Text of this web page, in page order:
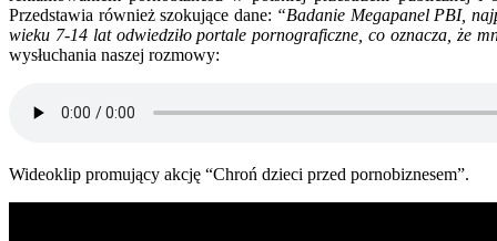
Przedstawia również szokujące dane: “Badanie Megapanel PBI,
wieku 7-14 lat odwiedziło portale pornograficzne, co oznacza, że
wysłuchania naszej rozmowy:
Wideoklip promujący akcję “Chroń dzieci przed pornobiznesem”.